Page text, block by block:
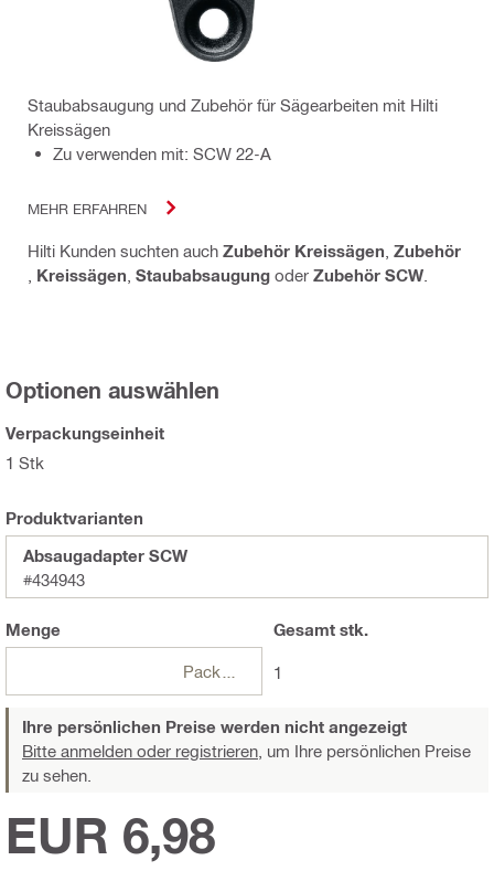
Staubabsaugung und Zubehör für Sägearbeiten mit Hilti
Kreissägen
Zu verwenden mit: SCW 22-A
MEHR ERFAHREN
Hilti Kunden suchten auch Zubehör Kreissägen Zubehör
Kreissägen Staubabsaugung oder Zubehör SCW
Optionen auswählen
Verpackungseinheit
1 Stk
Produktvarianten
Absaugadapter SCW
#434943
Menge
Packungen
Gesamtstk.
1
Ihre persönlichen Preise werden nicht angezeigt
Bitte anmelden oder registrieren, um Ihre persönlichen Preise
zu sehen.
EUR 6,98